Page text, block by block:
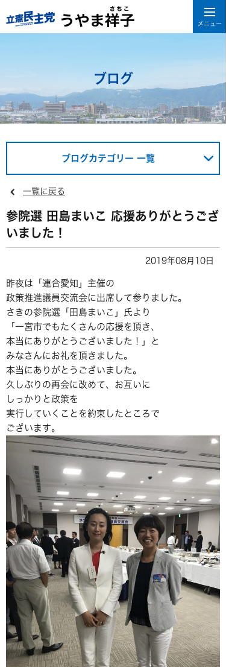
ブログ
ブログカテゴリー 一覧
一覧に戻る
参院選 田島まいこ 応援ありがとうござ
いました！
2019年08月10日
昨夜は「連合愛知」主催の
政策推進議員交流会に出席して参りました。
さきの参院選「田島まいこ」氏より
「一宮市でもたくさんの応援を頂き、
本当にありがとうございました！」と
みなさんにお礼を頂きました。
本当にありがとうございました。
久しぶりの再会に改めて、お互いに
しっかりと政策を
実行していくことを約束したところで
ございます。